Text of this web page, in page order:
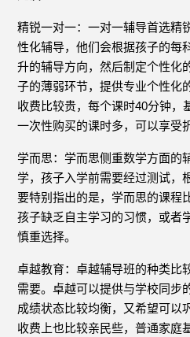
精锐一对一：一对一辅导首选精
性化辅导，他们会根据孩子的每
升的辅导方向，然后制定个性化
子的薄弱环节，提供专业个性化
收费比较贵，每个课时40分钟，
一次性购买的课时多，可以享受
学而思：学而思侧重数学方面的
学，孩子入学前需要经过测试，
要特别指出的是，学而思的课程
孩子缺乏自主学习的习惯，或者
慎重选择。
卓越教育：卓越辅导班的种类比
需要。卓越可以提供与学校同步
成绩状态比较均衡，又希望可以
收费上也比较亲民些，普通家庭